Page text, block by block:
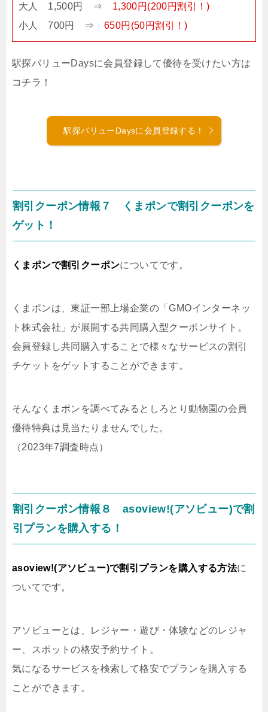
大人 1,500円 ⇒ 1,300円(200円割引！)
小人 700円 ⇒ 650円(50円割引！)
駅探バリューDaysに会員登録して優待を受けたい方は
コチラ！
駅探バリューDaysに会員登録する！
割引クーポン情報７ くまポンで割引クーポンを
ゲット！
くまポンで割引クーポンについてです。
くまポンは、東証一部上場企業の「GMOインターネッ
ト株式会社」が展開する共同購入型クーポンサイト。
会員登録し共同購入することで様々なサービスの割引
チケットをゲットすることができます。
そんなくまポンを調べてみるとしろとり動物園の会員
優待特典は見当たりませんでした。
（2023年7調査時点）
割引クーポン情報８ asoview!(アソビュー)で割
引プランを購入する！
asoview!(アソビュー)で割引プランを購入する方法に
ついてです。
アソビューとは、レジャー・遊び・体験などのレジャ
ー、スポットの格安予約サイト。
気になるサービスを検索して格安でプランを購入する
ことができます。